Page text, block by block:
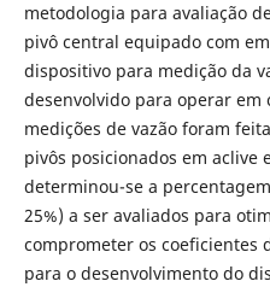
metodologia para avaliação
pivô central equipado com
dispositivo para medição da
desenvolvido para operar em
medições de vazão foram
pivôs posicionados em aclive
determinou-se a
25%) a ser avaliados para
comprometer os coeficientes
para o desenvolvimento do